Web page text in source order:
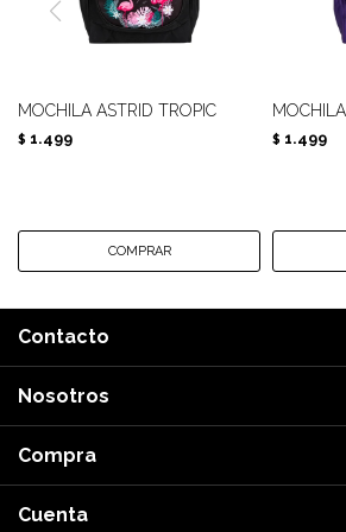
MOCHILA ASTRID TROPIC
$ 1.499 $ 1.499
Contacto
Nosotros
Compra
Cuenta